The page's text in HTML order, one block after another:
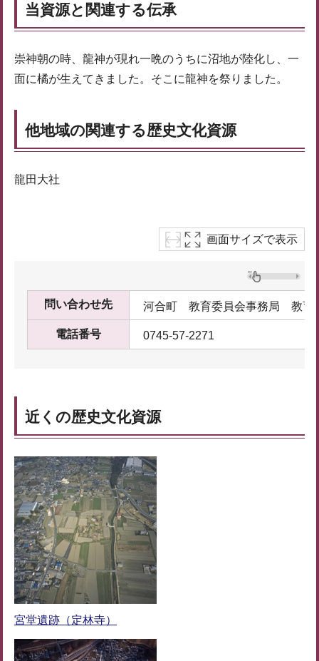
当資源と関連する伝承
崇神朝の時、龍神が現れ一晩のうちに沼地が陸化し、一
面に橘が生えてきました。そこに龍神を祭りました。
他地域の関連する歴史文化資源
龍田大社
画面サイズで表示
問い合わせ先 河合町 教育委員会事務局 教育
電話番号 0745-57-2271
近くの歴史文化資源
宮堂遺跡（定林寺）